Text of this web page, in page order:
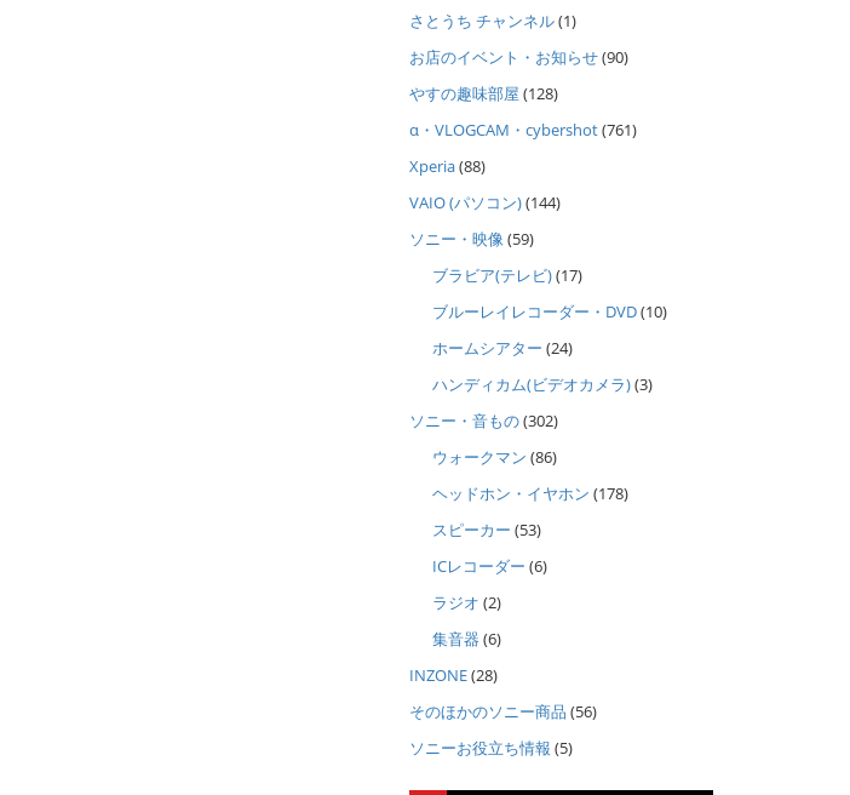
さとうち チャンネル(1)
お店のイベント・お知らせ(90)
やすの趣味部屋 (128)
α・VLOGCAM・cybershot(761)
Xperia(88)
VAIO (パソコン)(144)
ソニー・映像(59)
ブラビア(テレビ)(17)
ブルーレイレコーダー・DVD(10)
ホームシアター (24)
ハンディカム(ビデオカメラ)(3)
ソニー・音もの(302)
ウォークマン (86)
ヘッドホン・イヤホン (178)
スピーカー (53)
ICレコーダー (6)
ラジオ (2)
集音器 (6)
INZONE(28)
そのほかのソニー商品 (56)
ソニーお役立ち情報 (5)